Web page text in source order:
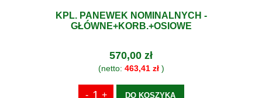
KPL. PANEWEK NOMINALNYCH -
GŁÓWNE+KORB.+OSIOWE
570,00 zł
(netto: 463,41 zł)
DO KOSZYKA